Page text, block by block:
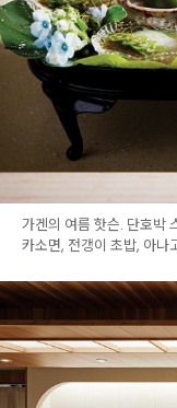
가겐의 여름 핫슨. 단호박
카소면, 전갱이 초밥, 아나